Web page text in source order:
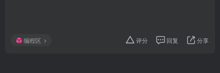
编程区 评分 回复 分享